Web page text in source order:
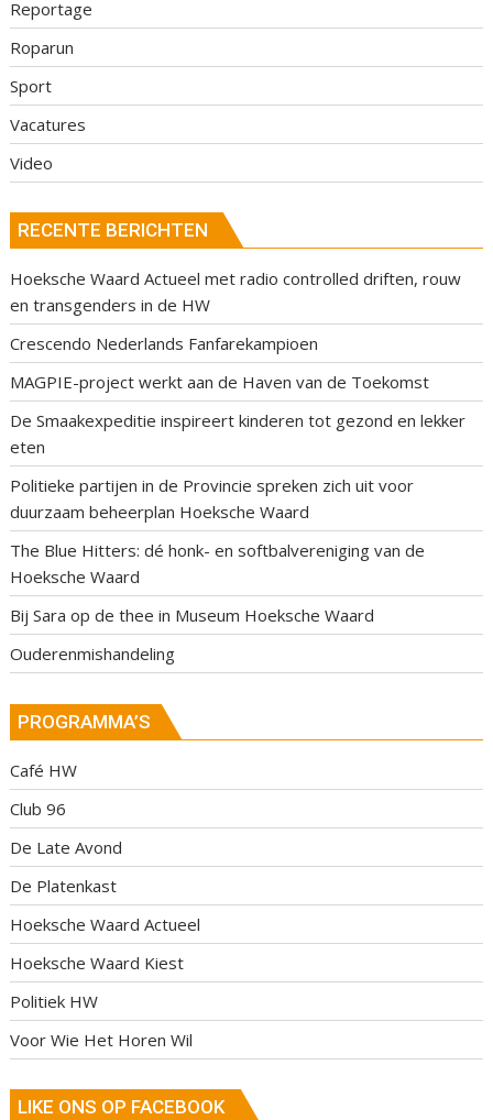
Reportage
Roparun
Sport
Vacatures
Video
RECENTE BERICHTEN
Hoeksche Waard Actueel met radio controlled driften, rouw
en transgenders in de HW
Crescendo Nederlands Fanfarekampioen
MAGPIE-project werkt aan de Haven van de Toekomst
De Smaakexpeditie inspireert kinderen tot gezond en lekker
eten
Politieke partijen in de Provincie spreken zich uit voor
duurzaam beheerplan Hoeksche Waard
The Blue Hitters: dé honk- en softbalvereniging van de
Hoeksche Waard
Bij Sara op de thee in Museum Hoeksche Waard
Ouderenmishandeling
PROGRAMMA’S
Café HW
Club 96
De Late Avond
De Platenkast
Hoeksche Waard Actueel
Hoeksche Waard Kiest
Politiek HW
Voor Wie Het Horen Wil
LIKE ONS OP FACEBOOK